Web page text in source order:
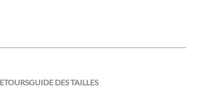
GUIDE DES TAILLES